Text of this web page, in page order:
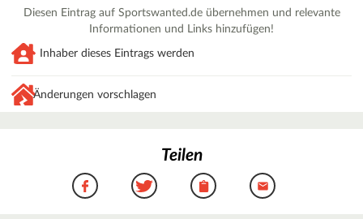
Diesen Eintrag auf Sportswanted.de übernehmen und relevante
Informationen und Links hinzufügen!
Inhaber dieses Eintrags werden
Änderungen vorschlagen
Teilen